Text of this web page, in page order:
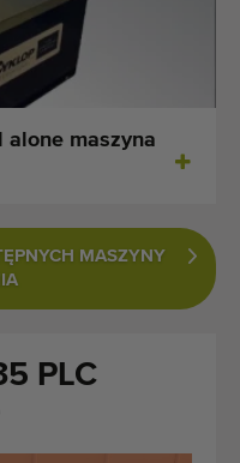
alone maszyna
MASZYNY
PLC